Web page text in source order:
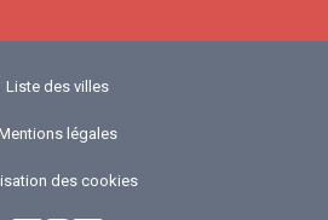
Liste des villes
légales
des cookies